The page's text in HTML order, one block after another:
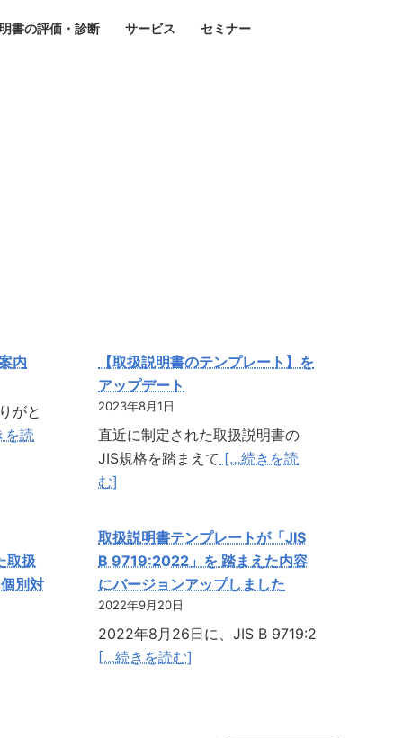
書の評価・診断 サービス セミナー
内
がと
を読
【取扱説明書のテンプレート】を
アップデート
2023年8月1日
直近に制定された取扱説明書の
JIS規格を踏まえて […続きを読
む]
取扱
別対
取扱説明書テンプレートが「JIS
B 9719:2022」を 踏まえた内容
にバージョンアップしました
2022年9月20日
2022年8月26日に、JIS B 9719:2
[…続きを読む]